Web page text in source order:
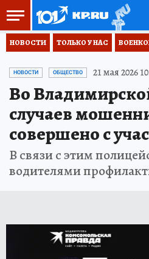
НОВОСТИ ТОЛЬКО У НАС
НОВОСТИ ОБЩЕСТВО 21 мая 2026
Во
случаев
совершено с
В связи с этим
водителями